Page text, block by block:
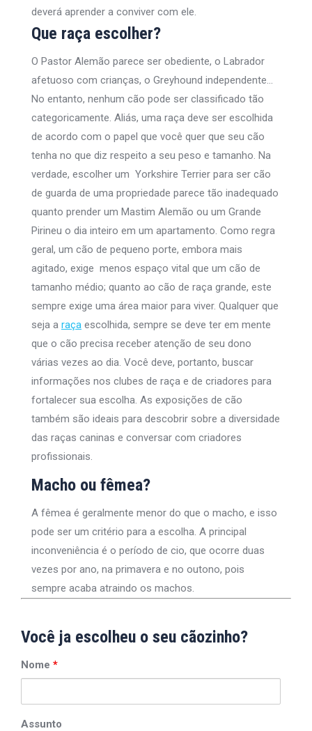
deverá aprender a conviver com ele.
Que raça escolher?
O Pastor Alemão parece ser obediente, o Labrador
afetuoso com crianças, o Greyhound independente…
No entanto, nenhum cão pode ser classificado tão
categoricamente. Aliás, uma raça deve ser escolhida
de acordo com o papel que você quer que seu cão
tenha no que diz respeito a seu peso e tamanho. Na
verdade, escolher um Yorkshire Terrier para ser cão
de guarda de uma propriedade parece tão inadequado
quanto prender um Mastim Alemão ou um Grande
Pirineu o dia inteiro em um apartamento. Como regra
geral, um cão de pequeno porte, embora mais
agitado, exige menos espaço vital que um cão de
tamanho médio; quanto ao cão de raça grande, este
sempre exige uma área maior para viver. Qualquer que
seja a raça escolhida, sempre se deve ter em mente
que o cão precisa receber atenção de seu dono
várias vezes ao dia. Você deve, portanto, buscar
informações nos clubes de raça e de criadores para
fortalecer sua escolha. As exposições de cão
também são ideais para descobrir sobre a diversidade
das raças caninas e conversar com criadores
profissionais.
Macho ou fêmea?
A fêmea é geralmente menor do que o macho, e isso
pode ser um critério para a escolha. A principal
inconveniência é o período de cio, que ocorre duas
vezes por ano, na primavera e no outono, pois
sempre acaba atraindo os machos.
Você ja escolheu o seu cãozinho?
Nome *
Assunto